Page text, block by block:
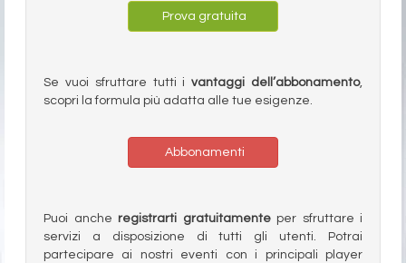
Prova gratuita
Se vuoi sfruttare tutti ivantaggi dell’abbonamento,
scopri la formula più adatta alle tue esigenze.
Abbonamenti
Puoi anche registrarti gratuitamenteper sfruttare i
servizi a disposizione di tutti gli utenti. Potrai
partecipare ai nostri eventi con i principali player